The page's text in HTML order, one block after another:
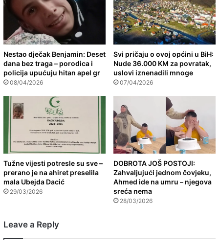
Nestao dječak Benjamin: Deset
dana bez traga – porodica i
policija upućuju hitan apel gr
08/04/2026
Svi pričaju o ovoj općini u BiH:
Nude 36.000 KM za povratak,
uslovi iznenadili mnoge
07/04/2026
Tužne vijesti potresle su sve –
prerano je na ahiret preselila
mala Ubejda Dacić
29/03/2026
DOBROTA JOŠ POSTOJI:
Zahvaljujući jednom čovjeku,
Ahmed ide na umru – njegova
sreća nema
28/03/2026
Leave a Reply